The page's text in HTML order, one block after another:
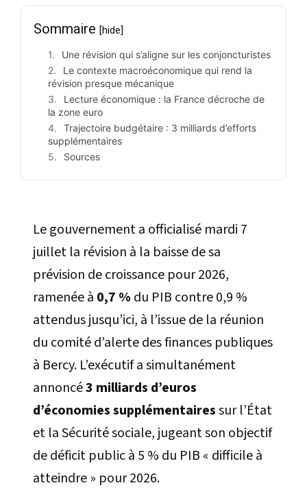
Sommaire [hide]
Une révision qui s’aligne sur les conjoncturistes
Le contexte macroéconomique qui rend la
révision presque mécanique
Lecture économique : la France décroche de
la zone euro
Trajectoire budgétaire : 3 milliards d’efforts
supplémentaires
Sources
Le gouvernement a officialisé mardi 7
juillet la révision à la baisse de sa
prévision de croissance pour 2026,
ramenée à 0,7 % du PIB contre 0,9 %
attendus jusqu’ici, à l’issue de la réunion
du comité d’alerte des finances publiques
à Bercy. L’exécutif a simultanément
annoncé3 milliards d’euros
d’économies supplémentairessur l’État
et la Sécurité sociale, jugeant son objectif
de déficit public à 5 % du PIB « difficile à
atteindre » pour 2026.